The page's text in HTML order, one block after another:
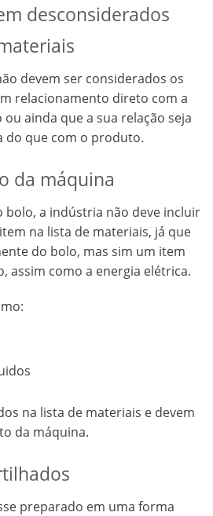
desconsiderados
devem ser considerados os
relacionamento direto com a
ainda que a sua relação seja
do que com o produto.
da máquina
bolo, a indústria não deve incluir
na lista de materiais, já que
do bolo, mas sim um item
assim como a energia elétrica.
na lista de materiais e devem
da máquina.
preparado em uma forma